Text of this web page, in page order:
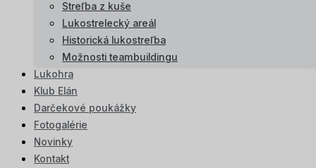
Streľba z kuše
Lukostrelecký areál
Historická lukostreľba
Možnosti teambuildingu
Lukohra
Klub Elán
Darčekové poukážky
Fotogalérie
Novinky
Kontakt